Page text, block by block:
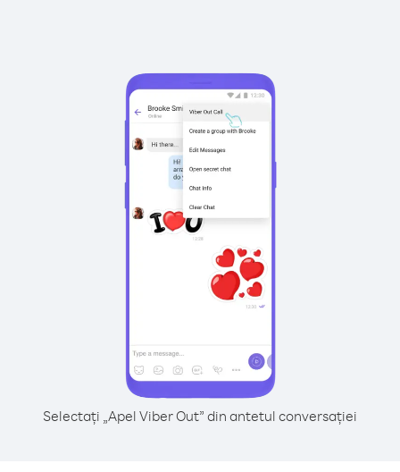
Selectați „Apel Viber Out” din antetul conversației